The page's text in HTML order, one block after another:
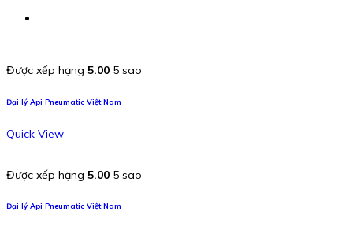
Được xếp hạng 5.00 5 sao
Đại lý Api Pneumatic Việt Nam
Quick View
Được xếp hạng 5.00 5 sao
Đại lý Api Pneumatic Việt Nam